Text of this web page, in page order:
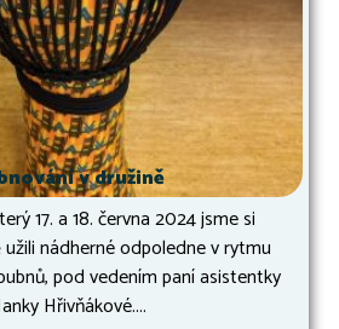
v družině
17. a 18. června 2024 jsme si
nádherné odpoledne v rytmu
pod vedením paní asistentky
Hřivňákové....